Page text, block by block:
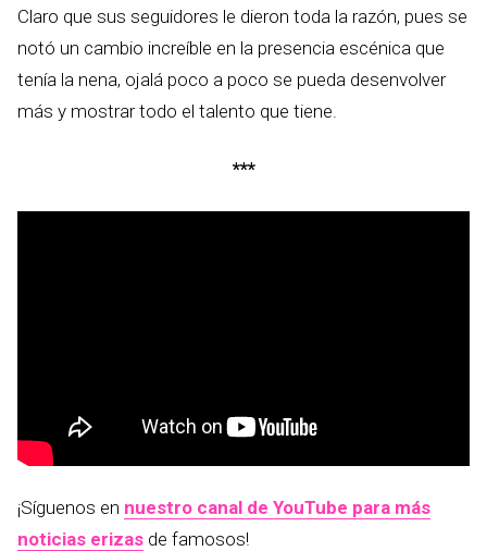
Claro que sus seguidores le dieron toda la razón, pues se
notó un cambio increíble en la presencia escénica que
tenía la nena, ojalá poco a poco se pueda desenvolver
más y mostrar todo el talento que tiene.
***
¡Síguenos en nuestro canal de YouTube para más
noticias erizas de famosos!